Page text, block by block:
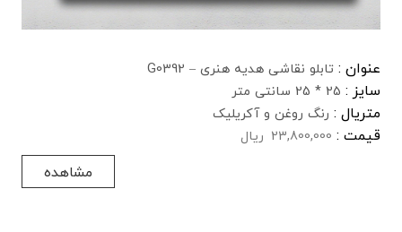
عنوان : تابلو نقاشی هدیه هنری – G0392
سایز : 25 * 25 سانتی متر
متریال : رنگ روغن و آکریلیک
قیمت : 23,800,000 ریال
مشاهده